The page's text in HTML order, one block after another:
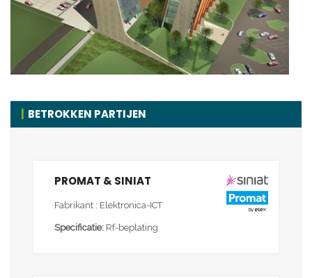
BETROKKEN PARTIJEN
PROMAT & SINIAT
Fabrikant : Elektronica-ICT
Specificatie: Rf-beplating